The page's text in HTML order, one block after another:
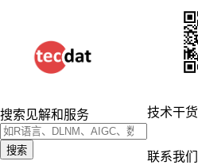
搜索见解和服务
搜索
技术干货
联系我们